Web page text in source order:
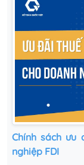
Chính sách ưu
nghiệp FDI